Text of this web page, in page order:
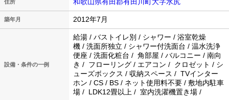
住所
築年月 2012年7月
設備・条件の一例
給湯 / バストイレ別 / シャワー / 浴室乾燥
機 / 洗面所独立 / シャワー付洗面台 / 温水洗浄
便座 / 洗面化粧台 / 角部屋 / バルコニー / 南向
き / フローリング / エアコン / クロゼット / シ
ューズボックス / 収納スペース / TVインター
ホン / CS / BS / ネット使用料不要 / 敷地内駐車
場 / LDK12畳以上 / 室内洗濯機置き場 /